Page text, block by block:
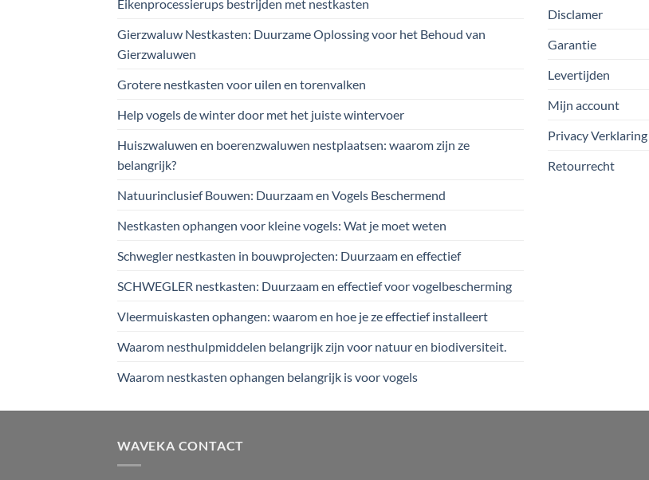
Eikenprocessierups bestrijden met nestkasten
Gierzwaluw Nestkasten: Duurzame Oplossing voor het Behoud van
Gierzwaluwen
Grotere nestkasten voor uilen en torenvalken
Help vogels de winter door met het juiste wintervoer
Huiszwaluwen en boerenzwaluwen nestplaatsen: waarom zijn ze
belangrijk?
Natuurinclusief Bouwen: Duurzaam en Vogels Beschermend
Nestkasten ophangen voor kleine vogels: Wat je moet weten
Schwegler nestkasten in bouwprojecten: Duurzaam en effectief
SCHWEGLER nestkasten: Duurzaam en effectief voor vogelbescherming
Vleermuiskasten ophangen: waarom en hoe je ze effectief installeert
Waarom nesthulpmiddelen belangrijk zijn voor natuur en biodiversiteit.
Waarom nestkasten ophangen belangrijk is voor vogels
Disclamer
Garantie
Levertijden
Mijn account
Privacy Verklaring
Retourrecht
WAVEKA CONTACT